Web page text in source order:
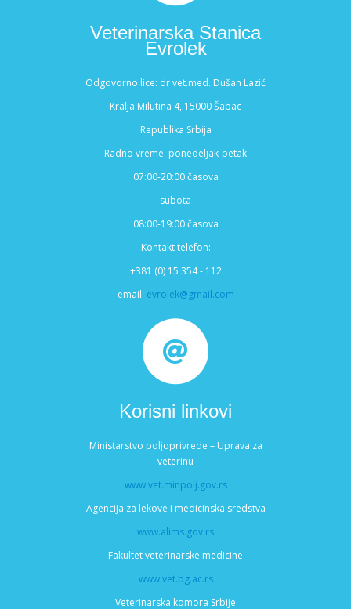
Veterinarska Stanica
Evrolek
Odgovorno lice: dr vet.med. Dušan Lazić
Kralja Milutina 4, 15000 Šabac
Republika Srbija
Radno vreme: ponedeljak-petak
07:00-20:00 časova
subota
08:00-19:00 časova
Kontakt telefon:
+381 (0) 15 354 - 112
email: evrolek@gmail.com
Korisni linkovi
Ministarstvo poljoprivrede – Uprava za
veterinu
www.vet.minpolj.gov.rs
Agencija za lekove i medicinska sredstva
www.alims.gov.rs
Fakultet veterinarske medicine
www.vet.bg.ac.rs
Veterinarska komora Srbije